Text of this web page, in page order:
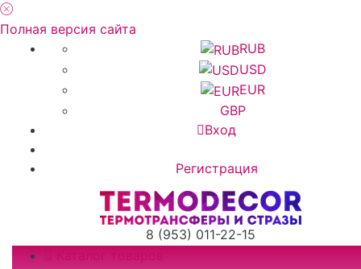
Полная версия сайта
RUB
USD
EUR
GBP
Вход
Регистрация
8 (953) 011-22-15